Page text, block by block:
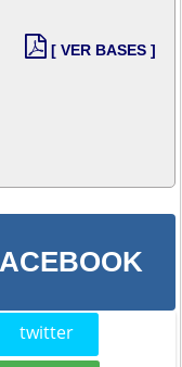
[ VER BASES ]
twitter
Tweet